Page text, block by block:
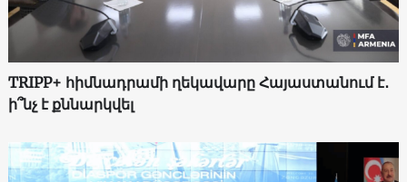
TRIPP+ հիմնադրամի ղեկավարը Հայաստանում է․
ի՞նչ է քննարկվել